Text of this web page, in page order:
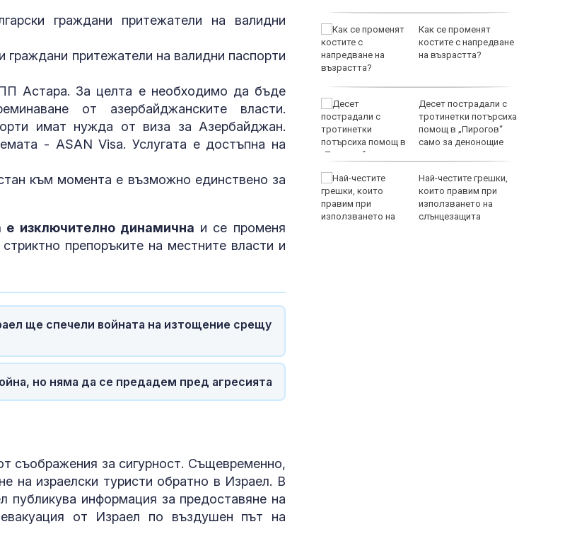
граждани притежатели на валидни
граждани притежатели на валидни паспорти
Астара. За целта е необходимо да бъде
от азербайджанските власти.
имат нужда от виза за Азербайджан.
- ASAN Visa. Услугата е достъпна на
към момента е възможно единствено за
изключително динамична и се променя
препоръките на местните власти и
ще спечели войната на изтощение срещу
но няма да се предадем пред агресията
съображения за сигурност. Същевременно,
на израелски туристи обратно в Израел. В
публикува информация за предоставяне на
от Израел по въздушен път на
Мъск даде подкрепата
за изборите във
Откриха огнище на
Африканска чума по
свинете във
Варненско
Сигналите ви: Лепенки
Как се променят
костите с напредване
на възрастта?
Десет пострадали с
тротинетки потърсиха
помощ в „Пирогов“
само за денонощие
Най-честите грешки,
които правим при
използването на
слънцезащита